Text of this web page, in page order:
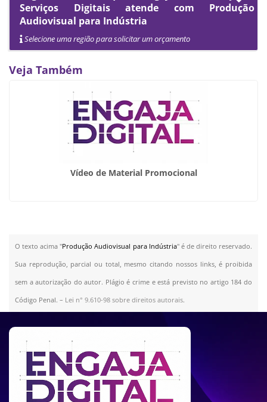
Serviços Digitais atende com Produção
Audiovisual para Indústria
Selecione uma região para solicitar um orçamento
Veja Também
Vídeo de Material Promocional
O texto acima "Produção Audiovisual para Indústria" é de direito reservado.
Sua reprodução, parcial ou total, mesmo citando nossos links, é proibida
sem a autorização do autor. Plágio é crime e está previsto no artigo 184 do
Código Penal. – Lei n° 9.610-98 sobre direitos autorais.